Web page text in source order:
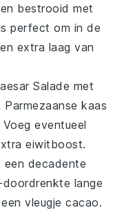
en bestrooid met
perfect om in de
extra laag van
Salade met
Parmezaanse kaas
Voeg eventueel
eiwitboost.
een decadente
doordrenkte lange
vleugjecacao.